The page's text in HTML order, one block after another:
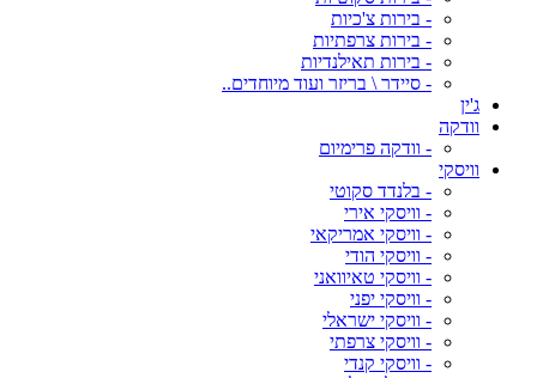
- בירות צ'כיות
- בירות צרפתיות
- בירות תאילנדיות
- סיידר \ בריזר ועוד מיוחדים..
ג'ין
וודקה
- וודקה פרימיום
וויסקי
- בלנדד סקוטי
- וויסקי אירי
- וויסקי אמריקאי
- וויסקי הודי
- וויסקי טאיוואני
- וויסקי יפני
- וויסקי ישראלי
- וויסקי צרפתי
- וויסקי קנדי